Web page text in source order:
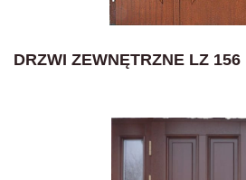
DRZWI ZEWNĘTRZNE LZ 156